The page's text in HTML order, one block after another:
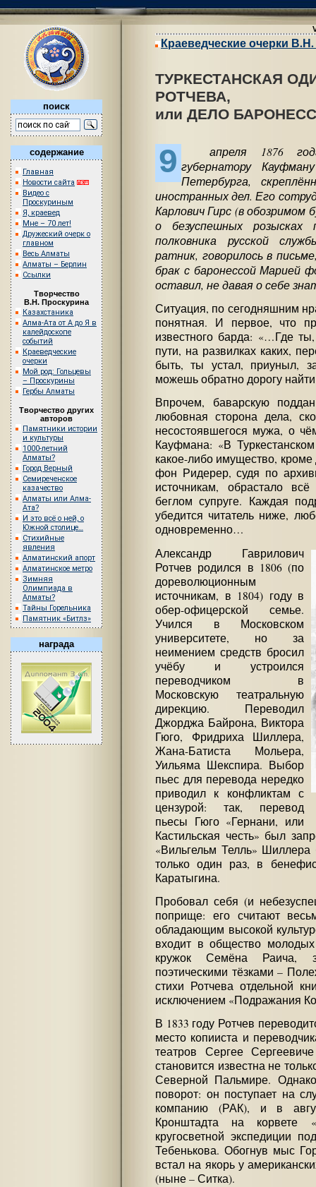
поиск
содержание
Главная
Новости сайта
Видео с
Проскуриным
Я, краевед
Мне – 70 лет!
Дружеский очерк о
главном
Весь Алматы
Алматы – Берлин
Ссылки
Творчество
В.Н. Проскурина
Казахстаника
Алма-Ата от А до Я в
калейдоскопе
событий
Краеведческие
очерки
Мой род: Гольцевы
– Проскурины
Гербы Алматы
Творчество других
авторов
Памятники истории
и культуры
1000-летний
Алматы?
Город Верный
Семиреченское
казачество
Алматы или Алма-
Ата?
И это всё о ней, о
Южной столице…
Стихийные
явления
Алматинский апорт
Алматинское метро
Зимняя
Олимпиада в
Алматы?
Тайны Горельника
Памятник «Битлз»
награда
Краеведческие очерки
ТУРКЕСТАНСКАЯ
РОТЧЕВА,
или ДЕЛО
9
апреля 1876 года
губернатору
Петербурга,
иностранных дел. Его
Карлович Гирс (в
о безуспешных розысках
полковника русской
ратник, говорилось в
брак с баронессой Марией
оставил, не давая о себе
Ситуация, по сегодняшним
понятная. И первое, что
известного барда: «…Где
пути, на развилках каких,
быть, ты устал, приуныл,
можешь обратно дорогу
Впрочем, баварскую
любовная сторона дела,
несостоявшегося мужа, о
Кауфмана: «В
какое-либо имущество,
фон Ридерер, судя по
источникам, обрастало
беглом супруге. Каждая
убедится читатель ниже,
одновременно…
Александр Гаврилович
Ротчев родился в 1806 (по
дореволюционным
источникам, в 1804) году в
обер-офицерской семье.
Учился в Московском
университете, но за
неимением средств бросил
учёбу и устроился
переводчиком в
Московскую театральную
дирекцию. Переводил
Джорджа Байрона, Виктора
Гюго, Фридриха Шиллера,
Жана-Батиста Мольера,
Уильяма Шекспира. Выбор
пьес для перевода нередко
приводил к конфликтам с
цензурой: так, перевод
пьесы Гюго «Гернани, или
Кастильская честь» был
«Вильгельм Телль»
только один раз, в
Каратыгина.
Пробовал себя (и
поприще: его считают
обладающим высокой
входит в общество
кружок Семёна Раича,
поэтическими тёзками –
стихи Ротчева отдельной
исключением «Подражания
В 1833 году Ротчев
место копииста и
театров Сергее
становится известна не
Северной Пальмире.
поворот: он поступает на
компанию (РАК), и в
Кронштадта на корвете
кругосветной экспедиции
Тебенькова. Обогнув мыс
встал на якорь у
(ныне – Ситка).